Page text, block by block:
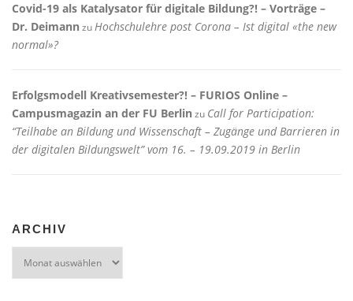
Covid-19 als Katalysator für digitale Bildung?! – Vorträge –
Dr. Deimann zuHochschulehre post Corona – Ist digital «the new
normal»?
Erfolgsmodell Kreativsemester?! – FURIOS Online –
Campusmagazin an der FU Berlin zu Call for Participation:
“Teilhabe an Bildung und Wissenschaft – Zugänge und Barrieren in
der digitalen Bildungswelt” vom 16. – 19.09.2019 in Berlin
ARCHIV